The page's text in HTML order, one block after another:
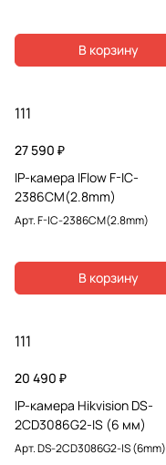
В корзину
111
27 590 ₽
IP-камера IFlow F-IC-
2386CM(2.8mm)
Арт.F-IC-2386CM(2.8mm)
В корзину
111
20 490 ₽
IP-камера Hikvision DS-
2CD3086G2-IS (6 мм)
Арт.DS-2CD3086G2-IS (6mm)